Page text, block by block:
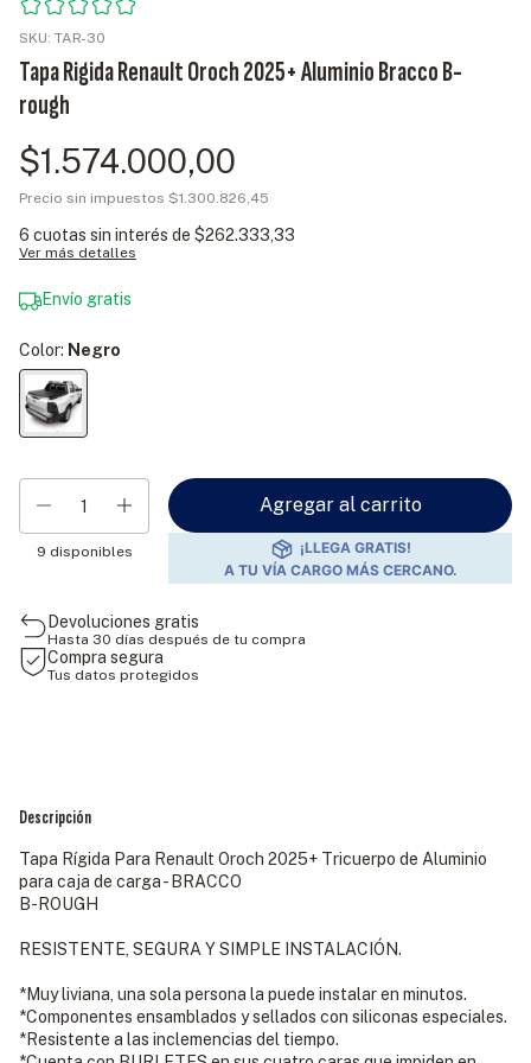
SKU: TAR-30
Tapa Rigida Renault Oroch 2025+ Aluminio Bracco B-
rough
$1.574.000,00
Precio sin impuestos $1.300.826,45
6 cuotas sin interés de $262.333,33
Ver más detalles
Envío gratis
Color: Negro
9 disponibles
¡LLEGA GRATIS!
A TU VÍA CARGO MÁS CERCANO.
Devoluciones gratis
Hasta 30 días después de tu compra
Compra segura
Tus datos protegidos
Descripción
Tapa Rígida Para Renault Oroch 2025+ Tricuerpo de Aluminio
para caja de carga - BRACCO
B-ROUGH
RESISTENTE, SEGURA Y SIMPLE INSTALACIÓN.
*Muy liviana, una sola persona la puede instalar en minutos.
*Componentes ensamblados y sellados con siliconas especiales.
*Resistente a las inclemencias del tiempo.